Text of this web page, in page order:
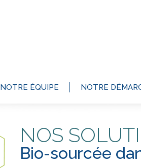
NOTRE ÉQUIPE NOTRE
NOS
Bio-sourcée